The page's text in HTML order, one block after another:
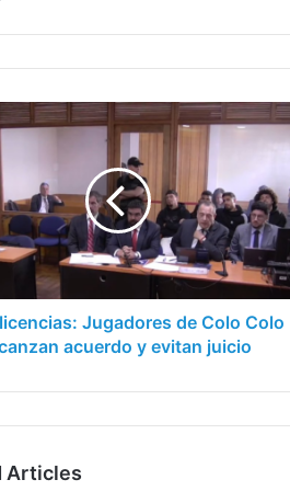
Jugadores de Colo Colo
acuerdo y evitan juicio
Articles